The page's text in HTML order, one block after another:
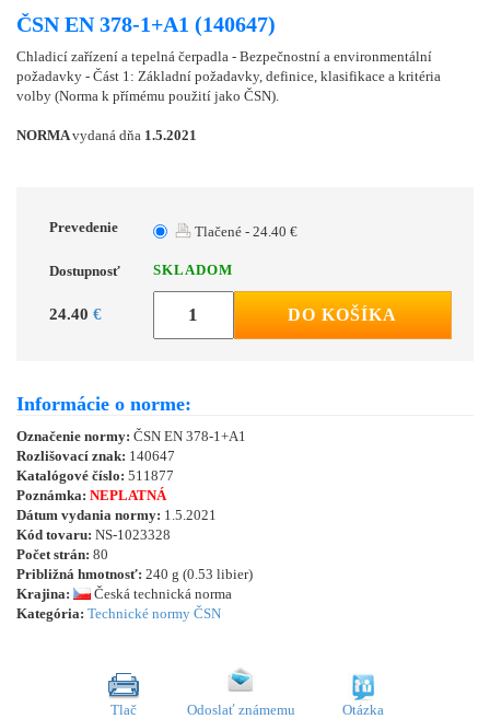
ČSN EN 378-1+A1 (140647)
Chladicí zařízení a tepelná čerpadla - Bezpečnostní a environmentální
požadavky - Část 1: Základní požadavky, definice, klasifikace a kritéria
volby (Norma k přímému použití jako ČSN).
NORMAvydaná dňa 1.5.2021
Prevedenie Tlačené - 24.40 €
Dostupnosť SKLADOM
24.40 € DO KOŠÍKA
Informácie o norme:
Označenie normy: ČSN EN 378-1+A1
Rozlišovací znak: 140647
Katalógové číslo: 511877
Poznámka: NEPLATNÁ
Dátum vydania normy: 1.5.2021
Kód tovaru: NS-1023328
Počet strán: 80
Približná hmotnosť: 240 g (0.53 libier)
Krajina:
Česká technická norma
Kategória: Technické normy ČSN
Tlač Odoslať známemu Otázka